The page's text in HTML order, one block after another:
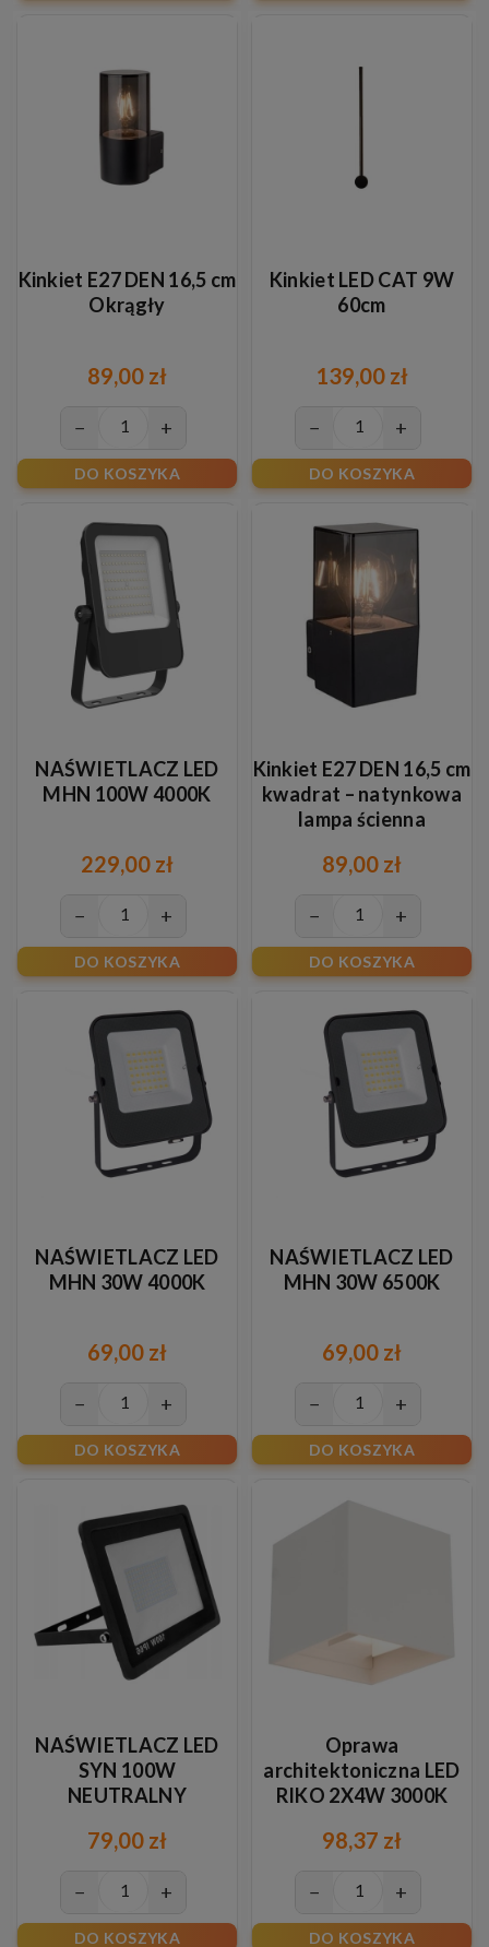
Kinkiet E27 DEN 16,5 cm
Okrągły
89,00 zł
− +
DO KOSZYKA
Kinkiet LED CAT 9W
60cm
139,00 zł
− +
DO KOSZYKA
NAŚWIETLACZ LED
MHN 100W 4000K
229,00 zł
− +
DO KOSZYKA
Kinkiet E27 DEN 16,5 cm
kwadrat – natynkowa
lampa ścienna
89,00 zł
− +
DO KOSZYKA
NAŚWIETLACZ LED
MHN 30W 4000K
69,00 zł
− +
DO KOSZYKA
NAŚWIETLACZ LED
MHN 30W 6500K
69,00 zł
− +
DO KOSZYKA
NAŚWIETLACZ LED
SYN 100W
NEUTRALNY
79,00 zł
− +
DO KOSZYKA
Oprawa
architektoniczna LED
RIKO 2X4W 3000K
98,37 zł
− +
DO KOSZYKA